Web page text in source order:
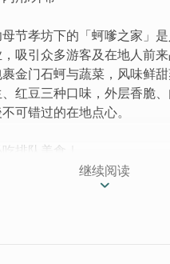
节孝坊下的「蚵嗲之家」
吸引众多游客及在地人前
金门石蚵与蔬菜，风味鲜
红豆三种口味，外层香脆、
可错过的在地点心。
排队美食｜
於邱良功母节孝坊下，下午
继续阅读